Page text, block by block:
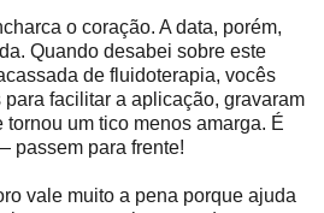
o coração. A data, porém,
Quando desabei sobre este
de fluidoterapia, vocês
facilitar a aplicação, gravaram
um tico menos amarga. É
passem para frente!
vale muito a pena porque ajuda